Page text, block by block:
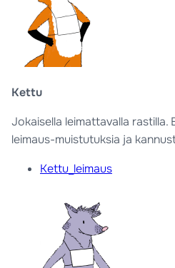
Kettu
Jokaisella leimattavalla rastilla.
leimaus-muistutuksia ja
Kettu_leimaus